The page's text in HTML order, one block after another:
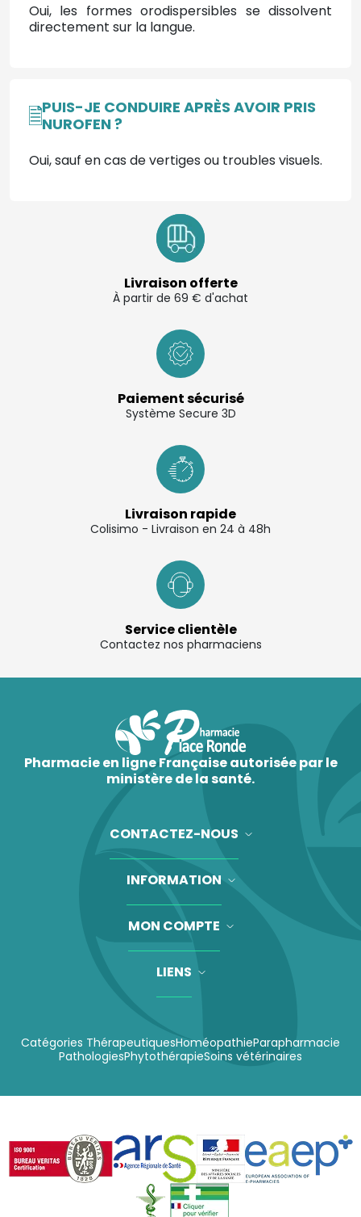
Oui, les formes orodispersibles se dissolvent
directement sur la langue.
PUIS-JE CONDUIRE APRÈS AVOIR PRIS
NUROFEN ?
Oui, sauf en cas de vertiges ou troubles visuels.
Livraison offerte
À partir de 69 € d'achat
Paiement sécurisé
Système Secure 3D
Livraison rapide
Colisimo - Livraison en 24 à 48h
Service clientèle
Contactez nos pharmaciens
Pharmacie en ligne Française autorisée par le
ministère de la santé.
CONTACTEZ-NOUS
INFORMATION
MON COMPTE
LIENS
Catégories ThérapeutiquesHoméopathieParapharmacie
PathologiesPhytothérapieSoins vétérinaires